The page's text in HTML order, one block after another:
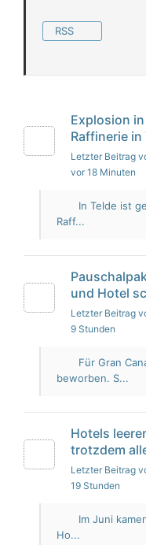
RSS
Explosion
Raffinerie in
Letzter Beitrag
vor 18 Minuten
In Telde ist
Raff...
und Hotel
Letzter Beitrag
9 Stunden
Für Gran
beworben. S...
Hotels
trotzdem
Letzter Beitrag
19 Stunden
Im Juni
Ho...